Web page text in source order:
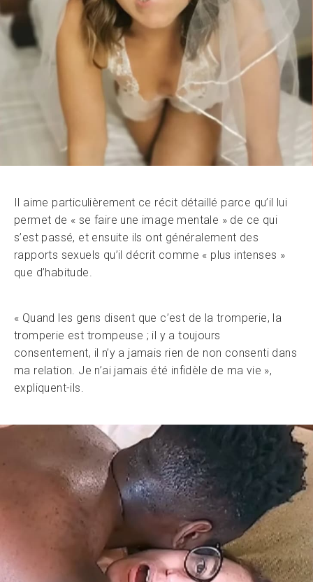
Il aime particulièrement ce récit détaillé parce qu’il lui
permet de « se faire une image mentale » de ce qui
s’est passé, et ensuite ils ont généralement des
rapports sexuels qu’il décrit comme « plus intenses »
que d’habitude.
« Quand les gens disent que c’est de la tromperie, la
tromperie est trompeuse ; il y a toujours
consentement, il n’y a jamais rien de non consenti dans
ma relation. Je n’ai jamais été infidèle de ma vie »,
expliquent-ils.